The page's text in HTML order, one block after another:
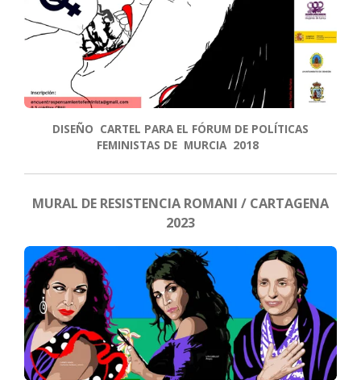
DISEÑO CARTEL PARA EL FÓRUM DE POLÍTICAS
FEMINISTAS DE MURCIA 2018
MURAL DE RESISTENCIA ROMANI / CARTAGENA
2023